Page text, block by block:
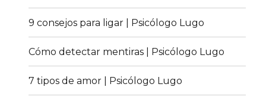
9 consejos para ligar | Psicólogo Lugo
Cómo detectar mentiras | Psicólogo Lugo
7 tipos de amor | Psicólogo Lugo